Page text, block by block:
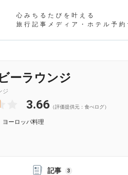
心みちるたびを叶える
旅行記事メディア・ホテル予約
ーラウンジ
ジ
3.66 （評価提供元：食べログ）
ヨーロッパ料理
記事 3